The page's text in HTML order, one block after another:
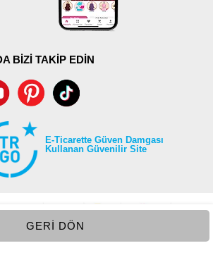
GERI DÖN
BİZİ TAKİP EDİN
E-Ticarette Güven Damgası
Kullanan Güvenilir Site